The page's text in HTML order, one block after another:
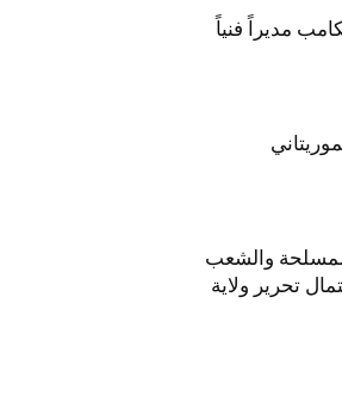
مديراً فنياً
المسلحة والشعب
تحرير ولاية